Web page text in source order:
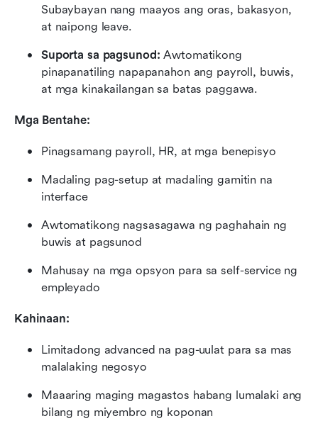
Subaybayan nang maayos ang oras, bakasyon,
at naipong leave.
Suporta sa pagsunod: Awtomatikong
pinapanatiling napapanahon ang payroll, buwis,
at mga kinakailangan sa batas paggawa.
Mga Bentahe:
Pinagsamang payroll, HR, at mga benepisyo
Madaling pag-setup at madaling gamitin na
interface
Awtomatikong nagsasagawa ng paghahain ng
buwis at pagsunod
Mahusay na mga opsyon para sa self-service ng
empleyado
Kahinaan:
Limitadong advanced na pag-uulat para sa mas
malalaking negosyo
Maaaring maging magastos habang lumalaki ang
bilang ng miyembro ng koponan